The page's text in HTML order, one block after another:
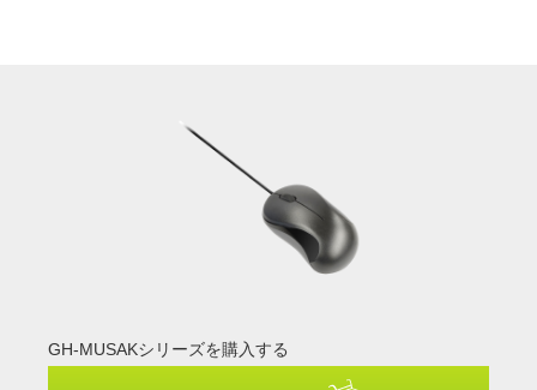
GH-MUSAKシリーズを購入する